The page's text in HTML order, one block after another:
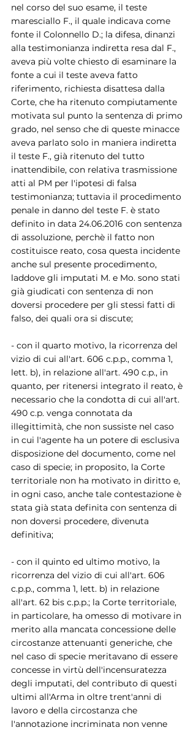
nel corso del suo esame, il teste
maresciallo F., il quale indicava come
fonte il Colonnello D.; la difesa, dinanzi
alla testimonianza indiretta resa dal F.,
aveva più volte chiesto di esaminare la
fonte a cui il teste aveva fatto
riferimento, richiesta disattesa dalla
Corte, che ha ritenuto compiutamente
motivata sul punto la sentenza di primo
grado, nel senso che di queste minacce
aveva parlato solo in maniera indiretta
il teste F., già ritenuto del tutto
inattendibile, con relativa trasmissione
atti al PM per l'ipotesi di falsa
testimonianza; tuttavia il procedimento
penale in danno del teste F. è stato
definito in data 24.06.2016 con sentenza
di assoluzione, perchè il fatto non
costituisce reato, cosa questa incidente
anche sul presente procedimento,
laddove gli imputati M. e Mo. sono stati
già giudicati con sentenza di non
doversi procedere per gli stessi fatti di
falso, dei quali ora si discute;
- con il quarto motivo, la ricorrenza del
vizio di cui all'art. 606 c.p.p., comma 1,
lett. b), in relazione all'art. 490 c.p., in
quanto, per ritenersi integrato il reato, è
necessario che la condotta di cui all'art.
490 c.p. venga connotata da
illegittimità, che non sussiste nel caso
in cui l'agente ha un potere di esclusiva
disposizione del documento, come nel
caso di specie; in proposito, la Corte
territoriale non ha motivato in diritto e,
in ogni caso, anche tale contestazione è
stata già stata definita con sentenza di
non doversi procedere, divenuta
definitiva;
- con il quinto ed ultimo motivo, la
ricorrenza del vizio di cui all'art. 606
c.p.p., comma 1, lett. b) in relazione
all'art. 62 bis c.p.p.; la Corte territoriale,
in particolare, ha omesso di motivare in
merito alla mancata concessione delle
circostanze attenuanti generiche, che
nel caso di specie meritavano di essere
concesse in virtù dell'incensuratezza
degli imputati, del contributo di questi
ultimi all'Arma in oltre trent'anni di
lavoro e della circostanza che
l'annotazione incriminata non venne